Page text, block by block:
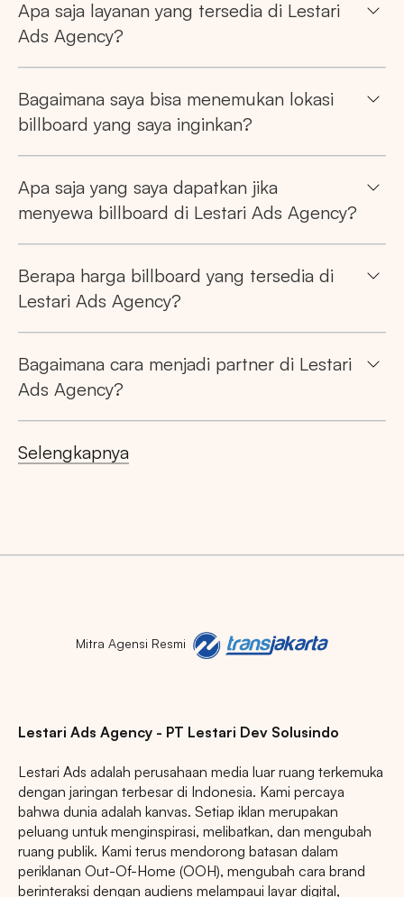
Apa saja layanan yang tersedia di Lestari
Ads Agency?
Bagaimana saya bisa menemukan lokasi
billboard yang saya inginkan?
Apa saja yang saya dapatkan jika
menyewa billboard di Lestari Ads Agency?
Berapa harga billboard yang tersedia di
Lestari Ads Agency?
Bagaimana cara menjadi partner di Lestari
Ads Agency?
Selengkapnya
Mitra Agensi Resmi
Lestari Ads Agency - PT Lestari Dev Solusindo
Lestari Ads adalah perusahaan media luar ruang terkemuka
dengan jaringan terbesar di Indonesia. Kami percaya
bahwa dunia adalah kanvas. Setiap iklan merupakan
peluang untuk menginspirasi, melibatkan, dan mengubah
ruang publik. Kami terus mendorong batasan dalam
periklanan Out-Of-Home (OOH), mengubah cara brand
berinteraksi dengan audiens melampaui layar digital,